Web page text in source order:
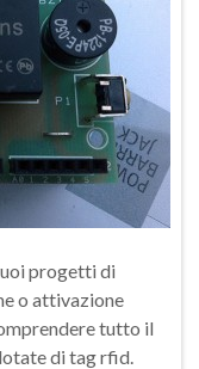
progetti di
o attivazione
tutto il
di tag rfid.